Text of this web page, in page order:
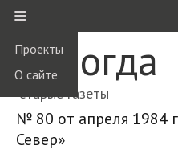
≡
Проекты
О сайте
Вологда
старые газеты
№ 80 от апреля 1984
Север»